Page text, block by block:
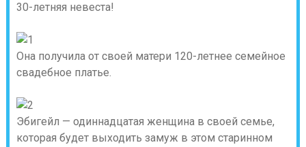
30-летняя невеста!
Она получила от своей матери 120-летнее семейное
свадебное платье.
Эбигейл — одиннадцатая женщина в своей семье,
которая будет выходить замуж в этом старинном